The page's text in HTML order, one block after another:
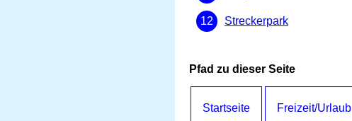
Streckerpark
Pfad zu dieser Seite
Startseite Freizeit/Urlaub